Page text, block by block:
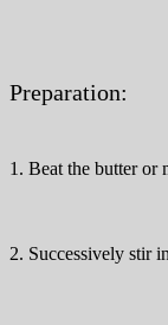
Preparation:
1. Beat the butter
2. Successively stir